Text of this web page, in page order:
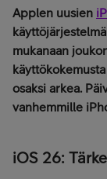
Applen uusien
mukanaan
osaksi arkea.
vanhemmille
iOS 26: